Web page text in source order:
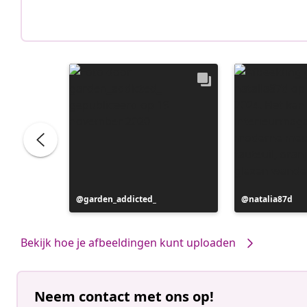
Bericht
gepubliceerd
garden_addicted_
Bericht
gepubliceerd
natalia87d
Bekijk hoe je afbeeldingen kunt uploaden
Neem contact met ons op!